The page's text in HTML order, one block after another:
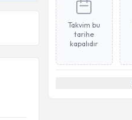
Takvim bu
tarihe
kapalıdır